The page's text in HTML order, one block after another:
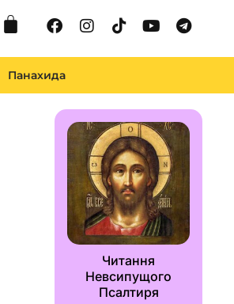
Cart FacebookInstagram
TiktokYoutube
Панахида
Читання
Невсипущого
Псалтиря